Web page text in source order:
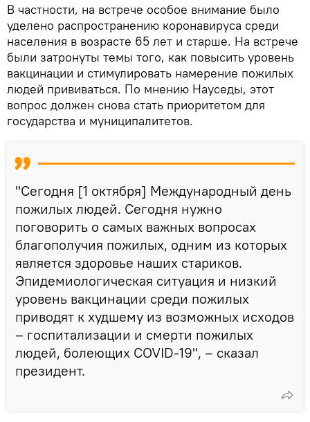
В частности, на встрече особое внимание было
уделено распространению коронавируса среди
населения в возрасте 65 лет и старше. На встрече
были затронуты темы того, как повысить уровень
вакцинации и стимулировать намерение пожилых
людей прививаться. По мнению Науседы, этот
вопрос должен снова стать приоритетом для
государства и муниципалитетов.
"Сегодня [1 октября] Международный день
пожилых людей. Сегодня нужно
поговорить о самых важных вопросах
благополучия пожилых, одним из которых
является здоровье наших стариков.
Эпидемиологическая ситуация и низкий
уровень вакцинации среди пожилых
приводят к худшему из возможных исходов
– госпитализации и смерти пожилых
людей, болеющих COVID-19", – сказал
президент.